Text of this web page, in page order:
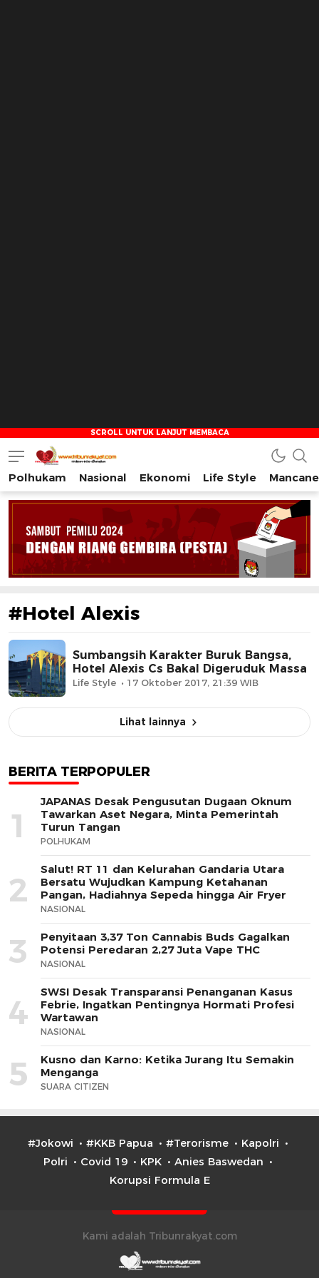
Tribun Rakyat
Tulus – Terdepan – Diharapkan
Polhukam Nasional Ekonomi Life Style
#Hotel Alexis
Sumbangsih Karakter Buruk Bangsa,
Hotel Alexis Cs Bakal Digeruduk Massa
Life Style 17 Oktober 2017, 21:39 WIB
Lihat lainnya
BERITA TERPOPULER
1
JAPANAS Desak Pengusutan Dugaan Oknum
Tawarkan Aset Negara, Minta Pemerintah
Turun Tangan
POLHUKAM
2
Salut! RT 11 dan Kelurahan Gandaria Utara
Bersatu Wujudkan Kampung Ketahanan
Pangan, Hadiahnya Sepeda hingga Air Fryer
NASIONAL
3
Penyitaan 3,37 Ton Cannabis Buds Gagalkan
Potensi Peredaran 2,27 Juta Vape THC
NASIONAL
4
SWSI Desak Transparansi Penanganan Kasus
Febrie, Ingatkan Pentingnya Hormati Profesi
Wartawan
NASIONAL
5
Kusno dan Karno: Ketika Jurang Itu Semakin
Menganga
SUARA CITIZEN
#Jokowi #KKB Papua #Terorisme
Kapolri
Polri
Covid 19 KPK
Anies Baswedan
Korupsi Formula E
Kami adalah Tribunrakyat.com